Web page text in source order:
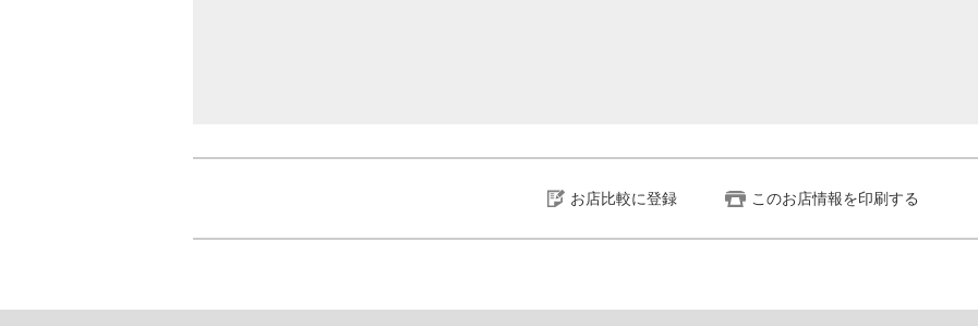
お店比較に登録 このお店情報を印刷する